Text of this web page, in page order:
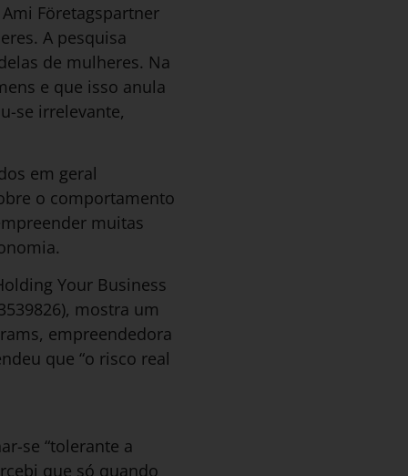
Företagspartner
A pesquisa
de mulheres. Na
e que isso anula
se irrelevante,
em geral
o comportamento
muitas
Your Business
mostra um
empreendedora
que “o risco real
se “tolerante a
que só quando